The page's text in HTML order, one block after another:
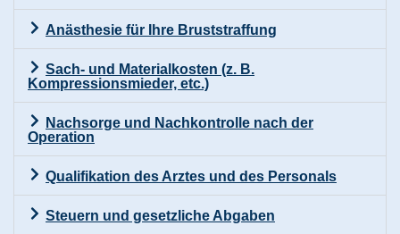
Anästhesie für Ihre Bruststraffung
Sach- und Materialkosten (z. B.
Kompressionsmieder, etc.)
Nachsorge und Nachkontrolle nach der
Operation
Qualifikation des Arztes und des Personals
Steuern und gesetzliche Abgaben